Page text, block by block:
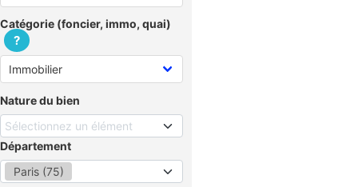
Catégorie (foncier, immo, quai)
?
Nature du bien
Sélectionnez un élément
Département
Paris (75)